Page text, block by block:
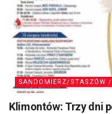
SANDOMIERZ/STASZÓW /
Klimontów: Trzy dni